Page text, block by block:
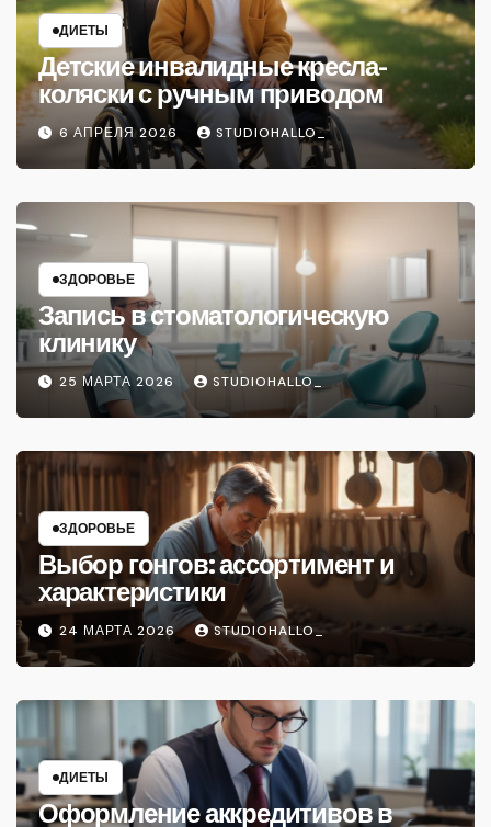
ДИЕТЫ
Детские инвалидные кресла-
коляски с ручным приводом
6 АПРЕЛЯ 2026 STUDIOHALLO_
ЗДОРОВЬЕ
Запись в стоматологическую
клинику
25 МАРТА 2026 STUDIOHALLO_
ЗДОРОВЬЕ
Выбор гонгов: ассортимент и
характеристики
24 МАРТА 2026 STUDIOHALLO_
ДИЕТЫ
Оформление аккредитивов в